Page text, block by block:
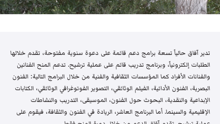
تدير آفاق حالياً تسعة برامج دعم قائمة على دعوة سنوية مفتوحة، تقدم خلالها
الطلبات إلكترونياً، وبرنامج تدريب قائم على عملية ترشيح. تدعم المنح الفنانين
والفنانات الأفراد كما المؤسسات الثقافية والفنية من خلال البرامج التالية: الفنون
البصرية، الفنون الأدائية، الفيلم الوثائقي، التصوير الفوتوغرافي الوثائقي، الكتابات
الإبداعية والنقدية، البحوث حول الفنون، الموسيقى، التدريب والنشاطات
الإقليمية والسينما. أما البرنامج العاشر، الريادة في الفنون والثقافة، فيقوم على